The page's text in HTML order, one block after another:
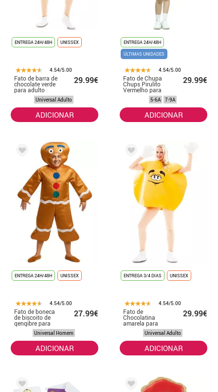
ENTREGA 24H/48H UNISSEX
4.54/5.00
Fato de barra de
chocolate verde
para adulto
29.99€
Universal Adulto
ADICIONAR
ENTREGA 24H/48H
ÚLTIMAS UNIDADES
4.54/5.00
Fato de Chupa
Chups Pirulito
Vermelho para
29.99€
5-6A 7-9A
ADICIONAR
ENTREGA 24H/48H UNISSEX
4.54/5.00
Fato de boneca
de biscoito de
gengibre para
homens tamanho
27.99€
Universal Homem
ADICIONAR
ENTREGA 3/4 DIAS UNISSEX
4.54/5.00
Fato de
Chocolatina
amarela para
29.99€
Universal Adulto
ADICIONAR